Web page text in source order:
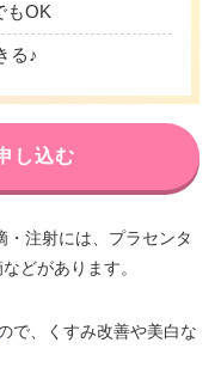
もOK
る♪
し込む
注射には、プラセンタ
どがあります。
で、くすみ改善や美白な